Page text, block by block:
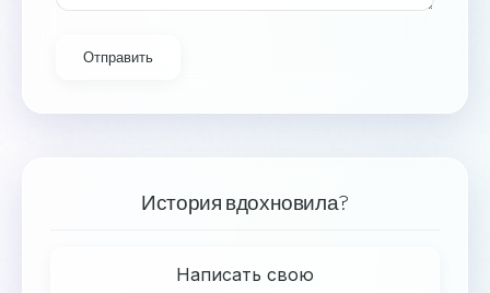
Отправить
История вдохновила?
Написать свою